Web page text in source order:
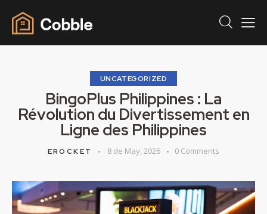
UNCATEGORIZED
BingoPlus Philippines : La
Révolution du Divertissement en
Ligne des Philippines
EROCKET 8 de May, 2026 0 Comments